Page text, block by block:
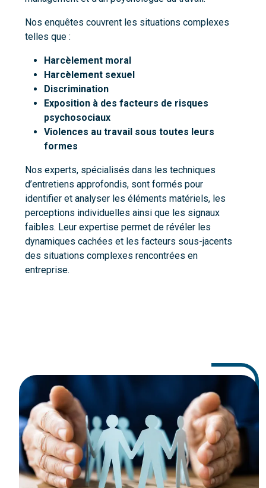
Nos enquêtes couvrent les situations complexes
telles que :
Harcèlement moral
Harcèlement sexuel
Discrimination
Exposition à des facteurs de risques
psychosociaux
Violences au travail sous toutes leurs
formes
Nos experts, spécialisés dans les techniques
d’entretiens approfondis, sont formés pour
identifier et analyser les éléments matériels, les
perceptions individuelles ainsi que les signaux
faibles. Leur expertise permet de révéler les
dynamiques cachées et les facteurs sous-jacents
des situations complexes rencontrées en
entreprise.